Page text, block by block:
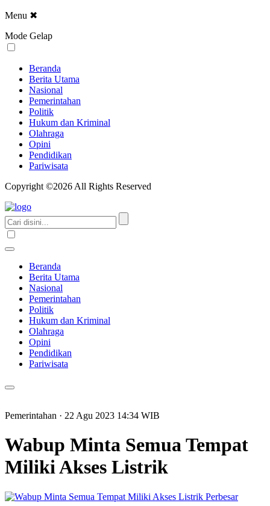
Menu ✖
Mode Gelap
Beranda
Berita Utama
Nasional
Pemerintahan
Politik
Hukum dan Kriminal
Olahraga
Opini
Pendidikan
Pariwisata
Copyright ©2026 All Rights Reserved
Beranda
Berita Utama
Nasional
Pemerintahan
Politik
Hukum dan Kriminal
Olahraga
Opini
Pendidikan
Pariwisata
Pemerintahan · 22 Agu 2023 14:34 WIB
Wabup Minta Semua Tempat
Miliki Akses Listrik
Perbesar